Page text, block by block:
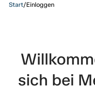
Start/Einloggen
sich bei